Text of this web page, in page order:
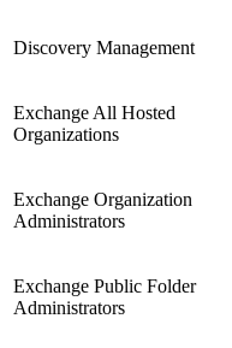
Discovery Management
Exchange All Hosted
Organizations
Exchange Organization
Administrators
Exchange Public Folder
Administrators